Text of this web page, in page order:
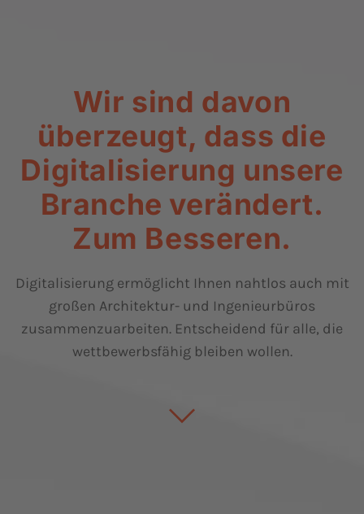
Wir sind davon
überzeugt, dass die
Digitalisierung unsere
Branche verändert.
Zum Besseren.
Digitalisierung ermöglicht Ihnen nahtlos auch mit
großen Architektur- und Ingenieurbüros
zusammenzuarbeiten. Entscheidend für alle, die
wettbewerbsfähig bleiben wollen.